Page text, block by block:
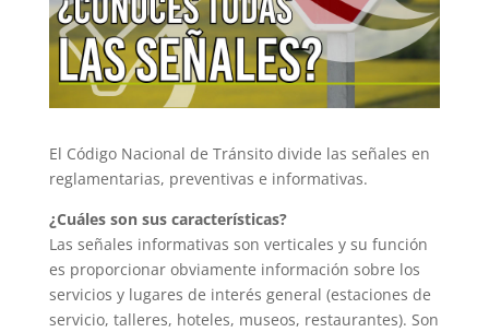
El Código Nacional de Tránsito divide las señales en
reglamentarias, preventivas e informativas.
¿Cuáles son sus características?
Las señales informativas son verticales y su función
es proporcionar obviamente información sobre los
servicios y lugares de interés general (estaciones de
servicio, talleres, hoteles, museos, restaurantes). Son